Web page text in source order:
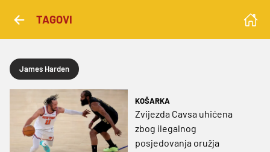
TAGOVI
James Harden
KOŠARKA
Zvijezda Cavsa uhićena
zbog ilegalnog
posjedovanja oružja